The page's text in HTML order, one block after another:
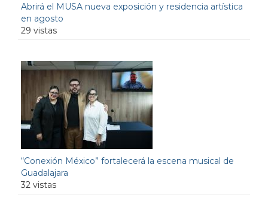
Abrirá el MUSA nueva exposición y residencia artística
en agosto
29 vistas
“Conexión México” fortalecerá la escena musical de
Guadalajara
32 vistas